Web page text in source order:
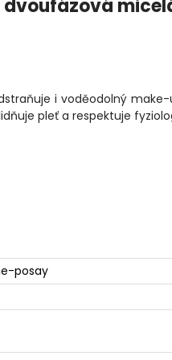
dvoufázová
i voděodolný
pleť a respektuje
posay